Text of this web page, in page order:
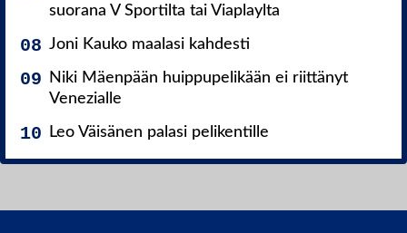
suorana V Sportilta tai Viaplaylta
Joni Kauko maalasi kahdesti
Niki Mäenpään huippupelikään ei riittänyt
Venezialle
Leo Väisänen palasi pelikentille